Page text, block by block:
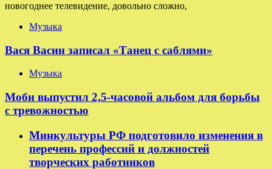
новогоднее телевидение, довольно сложно,
Музыка
Вася Васин записал «Танец с саблями»
Музыка
Моби выпустил 2,5-часовой альбом для борьбы
с тревожностью
Минкультуры РФ подготовило изменения в
перечень профессий и должностей
творческих работников